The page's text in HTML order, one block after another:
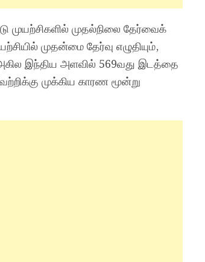
முயற்சிகளில் முதல்நிலை தேர்வைக்
முதன்மை தேர்வு எழுதியும்,
இந்திய அளவில் 569வது இடத்தை
முக்கிய காரண மூன்று